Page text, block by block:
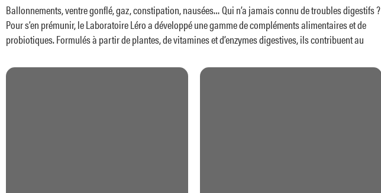
alimentation fermentescible, etc.).
Ballonnements, ventre gonflé, gaz, constipation, nausées… Qui n’a jamais connu de troubles digestifs ?
Pour s’en prémunir, le Laboratoire Léro a développé une gamme de compléments alimentaires et de
probiotiques. Formulés à partir de plantes, de vitamines et d’enzymes digestives, ils contribuent au
maintien de l’équilibre de la flore intestinale ; nos suppléments sont élaborés avec soin pour votre bien-
être digestif et répondre aux besoins de chacun : excès alimentaires, intolérance au lactose, détox, prise